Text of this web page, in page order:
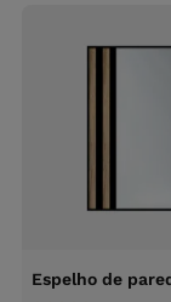
Espelho de